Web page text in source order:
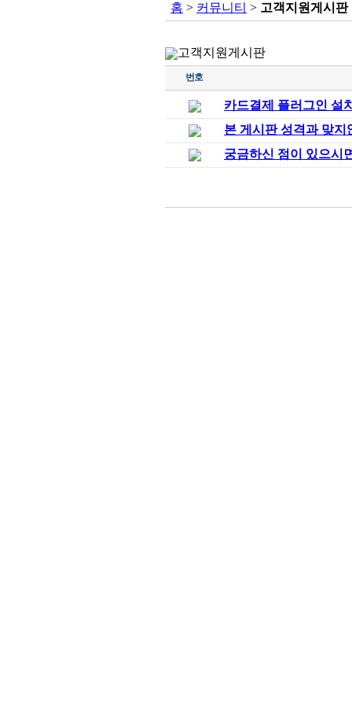
홈 > 커뮤니티 > 고객지원게시판
고객지원게시판
번호
카드결제 플러그인 설
본 게시판 성격과 맞
궁금하신 점이 있으시